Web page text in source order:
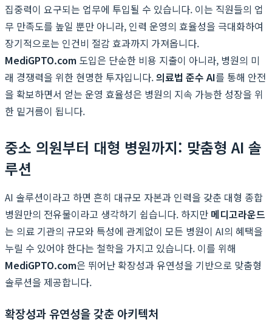
집중력이 요구되는 업무에 투입될 수 있습니다. 이는 직원들의 업
무 만족도를 높일 뿐만 아니라, 인력 운영의 효율성을 극대화하여
장기적으로는 인건비 절감 효과까지 가져옵니다.
MediGPTO.com 도입은 단순한 비용 지출이 아니라, 병원의 미
래 경쟁력을 위한 현명한 투자입니다.의료법 준수 AI를 통해 안전
을 확보하면서 얻는 운영 효율성은 병원의 지속 가능한 성장을 위
한 밑거름이 됩니다.
중소 의원부터 대형 병원까지: 맞춤형 AI 솔
루션
AI 솔루션이라고 하면 흔히 대규모 자본과 인력을 갖춘 대형 종합
병원만의 전유물이라고 생각하기 쉽습니다. 하지만 메디고라운드
는 의료 기관의 규모와 특성에 관계없이 모든 병원이 AI의 혜택을
누릴 수 있어야 한다는 철학을 가지고 있습니다. 이를 위해
MediGPTO.com은 뛰어난 확장성과 유연성을 기반으로 맞춤형
솔루션을 제공합니다.
확장성과 유연성을 갖춘 아키텍처